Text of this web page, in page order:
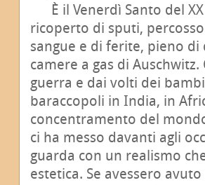
È il Venerdì Santo del
ricoperto di sputi,
sangue e di ferite, pieno di
camere a gas di
guerra e dai volti dei
baraccopoli in India, in
concentramento del
ci ha messo davanti agli
guarda con un realismo
estetica. Se avessero